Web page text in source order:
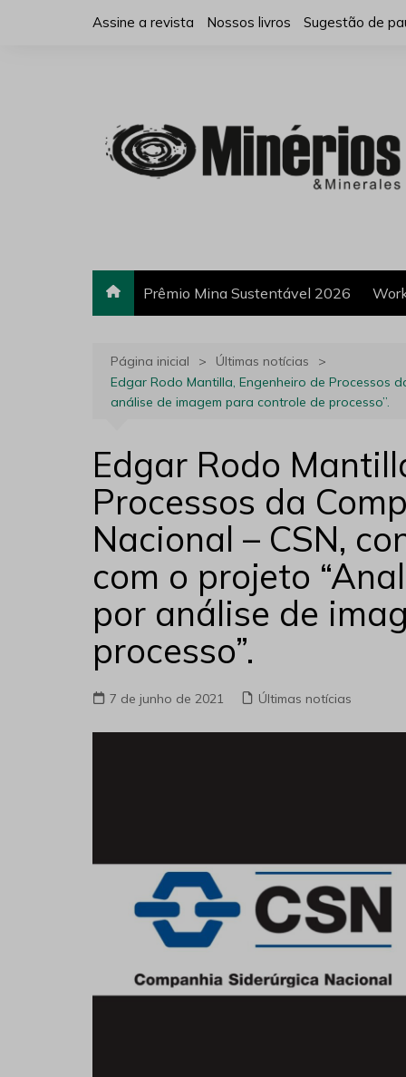
Assine a revista Nossos livros Sugestão de
Prêmio Mina Sustentável 2026
Página inicial
Últimas notícias
Edgar Rodo Mantilla, Engenheiro de Processos
análise de imagem para controle de processo”.
Edgar Rodo
Processos da
Nacional – CSN,
com o projeto
por análise de
processo”.
7 de junho de 2021 Últimas notícias